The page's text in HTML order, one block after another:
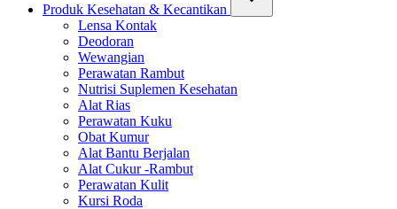
Produk Kesehatan & Kecantikan
Lensa Kontak
Deodoran
Wewangian
Perawatan Rambut
Nutrisi Suplemen Kesehatan
Alat Rias
Perawatan Kuku
Obat Kumur
Alat Bantu Berjalan
Alat Cukur -Rambut
Perawatan Kulit
Kursi Roda